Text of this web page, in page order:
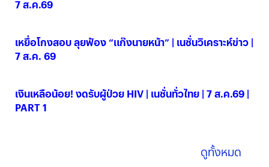
จับตาอนาคตเมียนมา ในมือ "มิน อ่อง หล่าย" | เนชั่นโฟกัส |
07 ส.ค. 2569
เหยื่อโกงสอบ ลุยฟ้อง “แก๊งนายหน้า” | เนชั่นวิเคราะห์ข่าว |
เงินเหลือน้อย! งดรับผู้ป่วย HIV | เนชั่นทั่วไทย | 7 ส.ค.69 |